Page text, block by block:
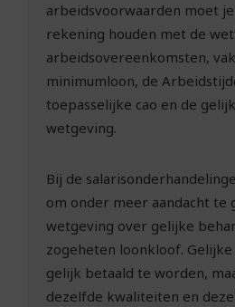
arbeidsvoorwaarden moet
rekening houden met de
arbeidsovereenkomsten,
minimumloon, de
toepasselijke cao en de
wetgeving.
Bij de
om onder meer aandacht te
wetgeving over gelijke
zogeheten loonkloof.
gelijk betaald te worden,
dezelfde kwaliteiten en